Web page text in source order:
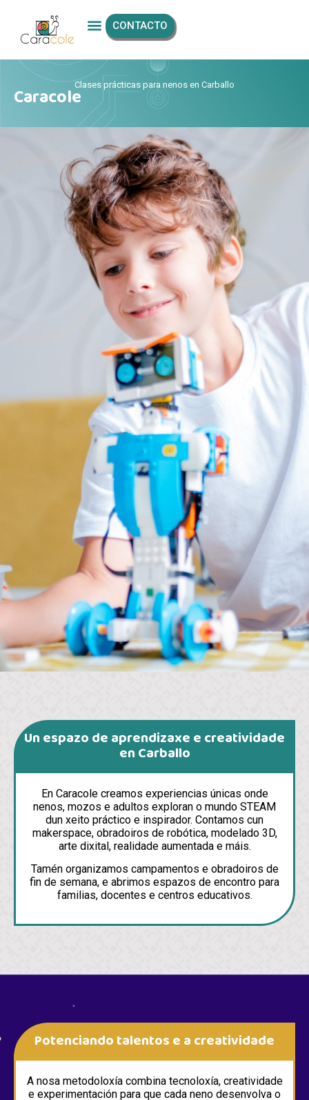
CONTACTO
Clases prácticas para nenos en Carballo
Caracole
Un espazo de aprendizaxe e creatividade
en Carballo
En Caracole creamos experiencias únicas onde
nenos, mozos e adultos exploran o mundo STEAM
dun xeito práctico e inspirador. Contamos cun
makerspace, obradoiros de robótica, modelado 3D,
arte dixital, realidade aumentada e máis.
Tamén organizamos campamentos e obradoiros de
fin de semana, e abrimos espazos de encontro para
familias, docentes e centros educativos.
Potenciando talentos e a creatividade
A nosa metodoloxía combina tecnoloxía, creatividade
e experimentación para que cada neno desenvolva o